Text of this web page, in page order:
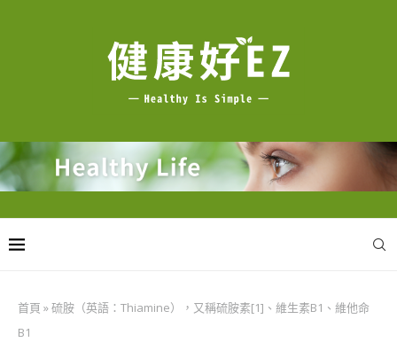
首頁 »硫胺（英語：Thiamine），又稱硫胺素[1]、維生素B1、維他命
B1